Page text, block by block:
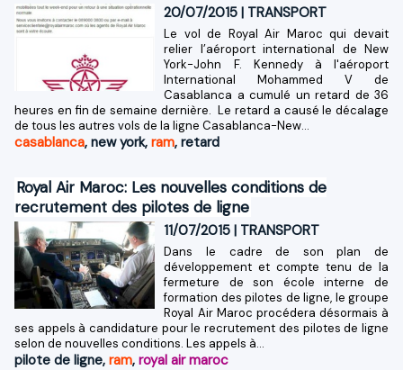
20/07/2015 | TRANSPORT
Le vol de Royal Air Maroc qui devait
relier l’aéroport international de New
York-John F. Kennedy à l'aéroport
International Mohammed V de
Casablanca a cumulé un retard de 36
heures en fin de semaine dernière. Le retard a causé le décalage
de tous les autres vols de la ligne Casablanca-New...
casablanca, new york, ram, retard
Royal Air Maroc: Les nouvelles conditions de
recrutement des pilotes de ligne
11/07/2015 | TRANSPORT
Dans le cadre de son plan de
développement et compte tenu de la
fermeture de son école interne de
formation des pilotes de ligne, le groupe
Royal Air Maroc procédera désormais à
ses appels à candidature pour le recrutement des pilotes de ligne
selon de nouvelles conditions. Les appels à...
pilote de ligne, ram, royal air maroc